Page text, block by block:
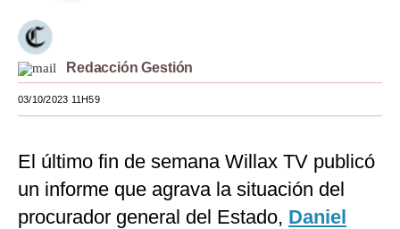
Viajes
Moda
Estilos
EEUU
Redacción Gestión
03/10/2023 11H59
El último fin de semana Willax TV publicó
un informe que agrava la situación del
procurador general del Estado, Daniel